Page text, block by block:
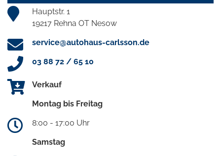
Hauptstr. 1
19217 Rehna OT Nesow
service@autohaus-carlsson.de
03 88 72 / 65 10
Verkauf
Montag bis Freitag
8:00 - 17:00 Uhr
Samstag